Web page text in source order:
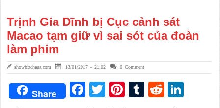
Trịnh Gia Dĩnh bị Cục cảnh sát
Macao tạm giữ vì sai sót của đoàn
làm phim
showbizchaua.com 13/01/2017 - 21:02 0 Comment
Share Facebook
TwitterPinterest
TumblrReddit